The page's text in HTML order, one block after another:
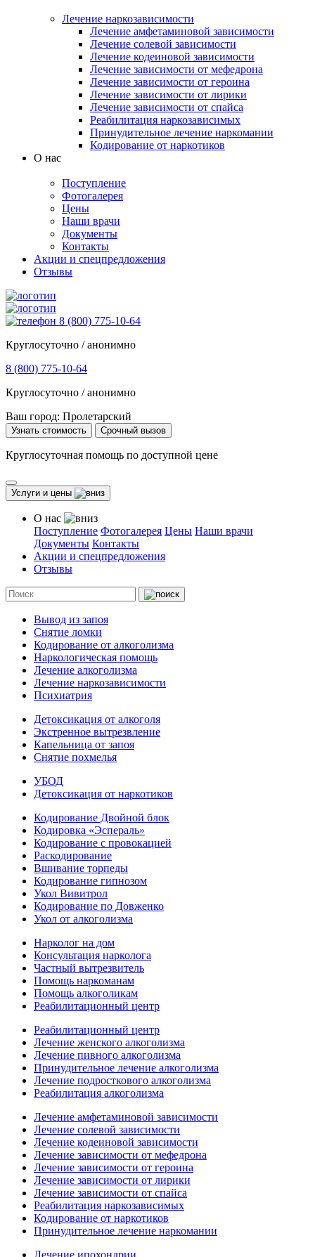
Лечение наркозависимости
Лечение амфетаминовой зависимости
Лечение солевой зависимости
Лечение кодеиновой зависимости
Лечение зависимости от мефедрона
Лечение зависимости от героина
Лечение зависимости от лирики
Лечение зависимости от спайса
Реабилитация наркозависимых
Принудительное лечение наркомании
Кодирование от наркотиков
О нас
Поступление
Фотогалерея
Цены
Наши врачи
Документы
Контакты
Акции и спецпредложения
Отзывы
8 (800) 775-10-64
Круглосуточно / анонимно
8 (800) 775-10-64
Круглосуточно / анонимно
Ваш город: Пролетарский
Узнать стоимость Срочный вызов
Круглосуточная помощь по доступной цене
Услуги и цены
О нас
Поступление Фотогалерея Цены Наши врачи
Документы Контакты
Акции и спецпредложения
Отзывы
Вывод из запоя
Снятие ломки
Кодирование от алкоголизма
Наркологическая помощь
Лечение алкоголизма
Лечение наркозависимости
Психиатрия
Детоксикация от алкоголя
Экстренное вытрезвление
Капельница от запоя
Снятие похмелья
УБОД
Детоксикация от наркотиков
Кодирование Двойной блок
Кодировка «Эспераль»
Кодирование с провокацией
Раскодирование
Вшивание торпеды
Кодирование гипнозом
Укол Вивитрол
Кодирование по Довженко
Укол от алкоголизма
Нарколог на дом
Консультация нарколога
Частный вытрезвитель
Помощь наркоманам
Помощь алкоголикам
Реабилитационный центр
Реабилитационный центр
Лечение женского алкоголизма
Лечение пивного алкоголизма
Принудительное лечение алкоголизма
Лечение подросткового алкоголизма
Реабилитация алкоголизма
Лечение амфетаминовой зависимости
Лечение солевой зависимости
Лечение кодеиновой зависимости
Лечение зависимости от мефедрона
Лечение зависимости от героина
Лечение зависимости от лирики
Лечение зависимости от спайса
Реабилитация наркозависимых
Кодирование от наркотиков
Принудительное лечение наркомании
Лечение ипохондрии